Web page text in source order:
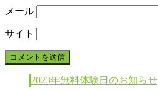
メール
サイト
2023年無料体験日のお知らせ